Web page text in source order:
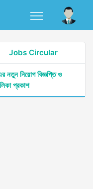
Jobs Circular
নতুন নিয়োগ বিজ্ঞপ্তি ও
প্রকাশ